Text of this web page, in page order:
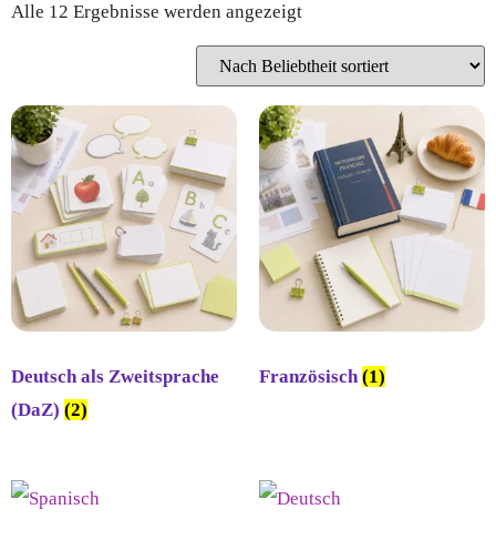
Alle 12 Ergebnisse werden angezeigt
Deutsch als Zweitsprache
(DaZ) (2)
Französisch (1)